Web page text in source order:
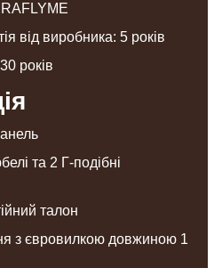
від виробника: 5 років
років
та 2 Г-подібні
талон
з євровилкою довжиною 1